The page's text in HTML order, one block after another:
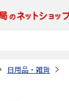
日用品・雑貨